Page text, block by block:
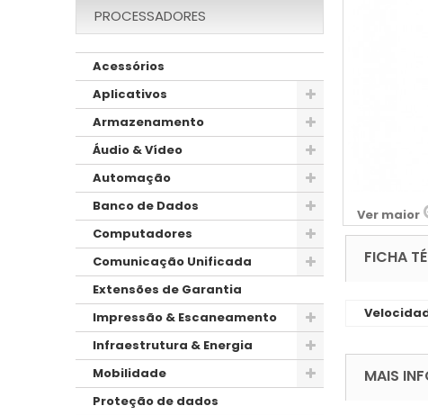
PROCESSADORES
Acessórios
Aplicativos
Armazenamento
Áudio & Vídeo
Automação
Banco de Dados
Computadores
Comunicação Unificada
Extensões de Garantia
Impressão & Escaneamento
Infraestrutura & Energia
Mobilidade
Proteção de dados
Ver maior
FICHA
MAIS